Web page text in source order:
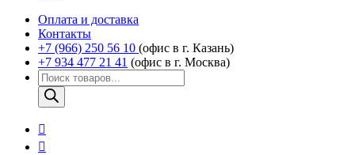
Оплата и доставка
Контакты
+7 (966) 250 56 10 (офис в г. Казань)
+7 934 477 21 41 (офис в г. Москва)
Поиск
товаров